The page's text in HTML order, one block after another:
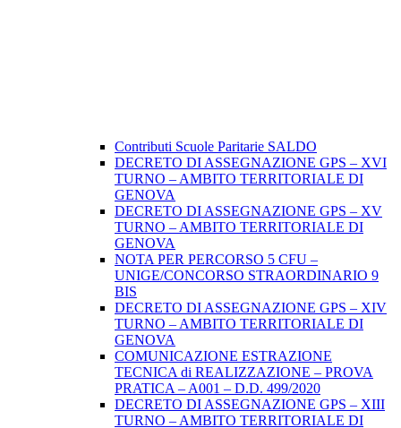
Contributi Scuole Paritarie SALDO
DECRETO DI ASSEGNAZIONE GPS – XVI
TURNO – AMBITO TERRITORIALE DI
GENOVA
DECRETO DI ASSEGNAZIONE GPS – XV
TURNO – AMBITO TERRITORIALE DI
GENOVA
NOTA PER PERCORSO 5 CFU –
UNIGE/CONCORSO STRAORDINARIO 9
BIS
DECRETO DI ASSEGNAZIONE GPS – XIV
TURNO – AMBITO TERRITORIALE DI
GENOVA
COMUNICAZIONE ESTRAZIONE
TECNICA di REALIZZAZIONE – PROVA
PRATICA – A001 – D.D. 499/2020
DECRETO DI ASSEGNAZIONE GPS – XIII
TURNO – AMBITO TERRITORIALE DI